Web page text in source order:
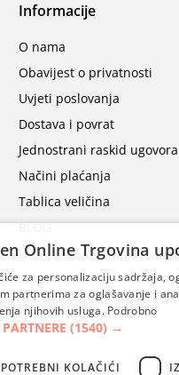
Informacije
O nama
Obavijest o privatnosti
Uvjeti poslovanja
Dostava i povrat
Jednostrani raskid ugovora
Načini plaćanja
Tablica veličina
BLOG
Online Trgovina
za personalizaciju sadržaja,
partnerima za oglašavanje i
njihovih usluga. Podrobno
(1540) →
KOLAČIĆI